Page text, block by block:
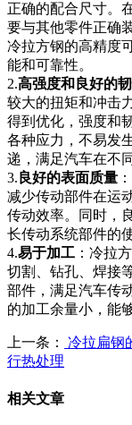
正确的配合尺寸。
要与其他零件正确
冷拉方钢的高精度
能和可靠性。
2.高强度和良好的
较大的扭矩和冲击
得到优化，强度和
各种应力，不易发
递，满足汽车在不
3. 良好的表面质量
减少传动部件在运
传动效率。同时，
长传动系统部件的
4.易于加工 ：冷拉
切割、钻孔、焊接
部件，满足汽车传
的加工余量小，能
上一条： 冷拉扁钢
行热处理
相关文章